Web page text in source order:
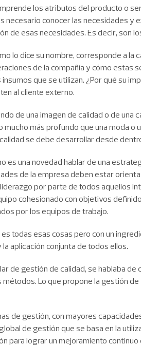
los atributos del producto o
necesario conocer las necesidades y
de esas necesidades. Es decir, son
lo dice su nombre, corresponde a
de la compañía y cómo estas
que se utilizan. ¿Por qué su
al cliente externo.
de una imagen de calidad o de
mucho más profundo que una moda o
se debe desarrollar desde
es una novedad hablar de una
de la empresa deben estar
por parte de todos aquellos
cohesionado con objetivos
por los equipos de trabajo.
todas esas cosas pero con un
aplicación conjunta de todos ellos.
de gestión de calidad, se hablaba
Lo que propone la gestión
de gestión, con mayores
de gestión que se basa en la
para lograr un mejoramiento